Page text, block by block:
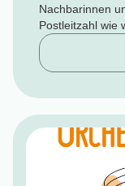
Nachbarinnen
Postleitzahl wie